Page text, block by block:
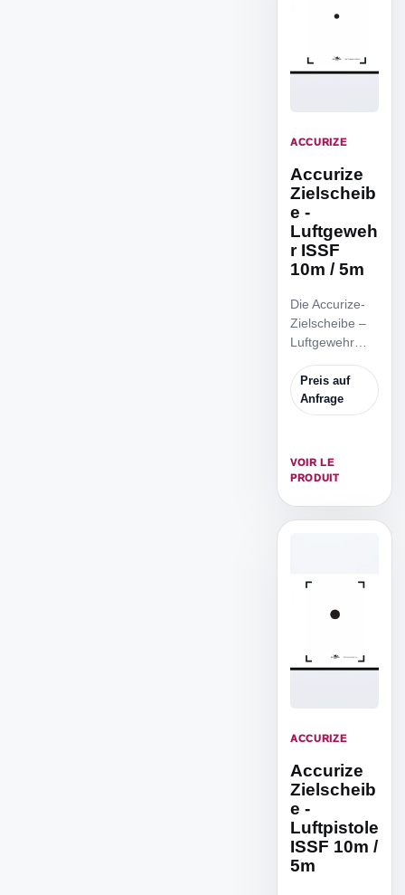
ACCURIZE
Accurize
Zielscheib
e -
Luftgeweh
r ISSF
10m / 5m
Die Accurize-
Zielscheibe –
Luftgewehr
ist die
reduzierte
ISSF
um von 5m
Distanz zu
Preis auf
Anfrage
VOIR LE
PRODUIT
ACCURIZE
Accurize
Zielscheib
e -
Luftpistole
ISSF 10m /
5m